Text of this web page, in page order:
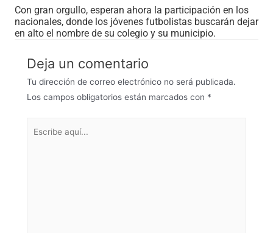
Con gran orgullo, esperan ahora la participación en los
nacionales, donde los jóvenes futbolistas buscarán dejar
en alto el nombre de su colegio y su municipio.
Deja un comentario
Tu dirección de correo electrónico no será publicada.
Los campos obligatorios están marcados con *